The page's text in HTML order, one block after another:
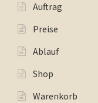
Auftrag
Preise
Ablauf
Shop
Warenkorb